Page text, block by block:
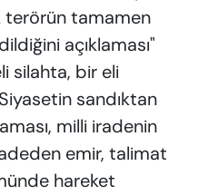
terörün tamamen
açıklaması"
silahta, bir eli
sandıktan
milli iradenin
emir, talimat
hareket